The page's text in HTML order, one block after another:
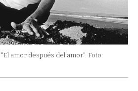
amor después del amor". Foto: